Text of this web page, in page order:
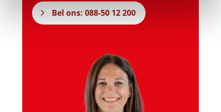
Bel ons: 088-50 12 200